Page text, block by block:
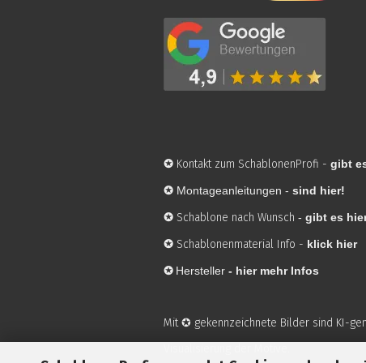
✪ Kontakt zum SchablonenProfi - gibt
✪ Montageanleitungen - sind hier!
✪ Schablone nach Wunsch - gibt es
✪ Schablonenmaterial Info - klick hier
✪ Hersteller - hier mehr Infos
Mit ✪ gekennzeichnete Bilder sind KI-